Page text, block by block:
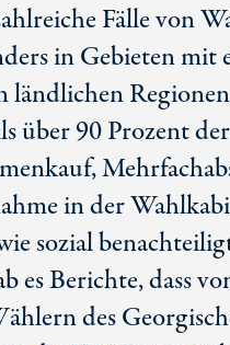
Fälle von
in Gebieten mit
über90 Prozent
in der
sozial
es Berichte, dass
des